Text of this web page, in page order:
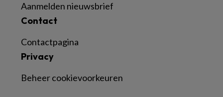
Aanmelden nieuwsbrief
Contact
Contactpagina
Privacy
Beheer cookievoorkeuren